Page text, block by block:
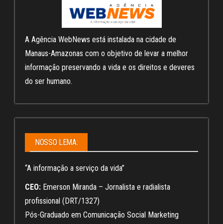
A Agência WebNews está instalada na cidade de
Manaus-Amazonas com o objetivo de levar a melhor
informação preservando a vida e os direitos e deveres
do ser humano.
NOSSO LEMA:
“A informação a serviço da vida”
CEO: Emerson Miranda – Jornalista e radialista
profissional (DRT/1327)
Pós-Graduado em Comunicação Social Marketing